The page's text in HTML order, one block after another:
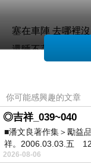
塞在車陣 去哪裡
還睡不著 缺少一
自言自語
是否有人 能夠聽到
習慣了
你可能感興趣的文章
◎吉祥_039~040
■潘文良著作集＞勵益
祥。2006.03.03.五
2026-08-06